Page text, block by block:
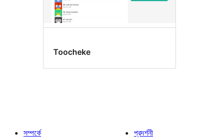
Toocheke
সম্পর্কে
প্রদর্শনী